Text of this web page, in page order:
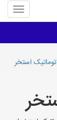
منوی
سایت
استخر